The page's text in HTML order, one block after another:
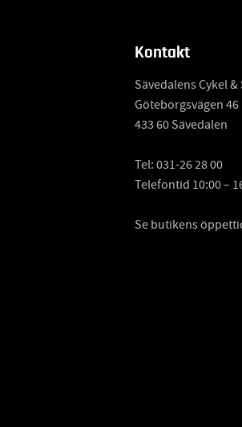
Kontakt
Sävedalens Cykel
Göteborgsvägen 46
433 60 Sävedalen
Tel:031-26 28 00
Telefontid 10:00 –
Se butikens